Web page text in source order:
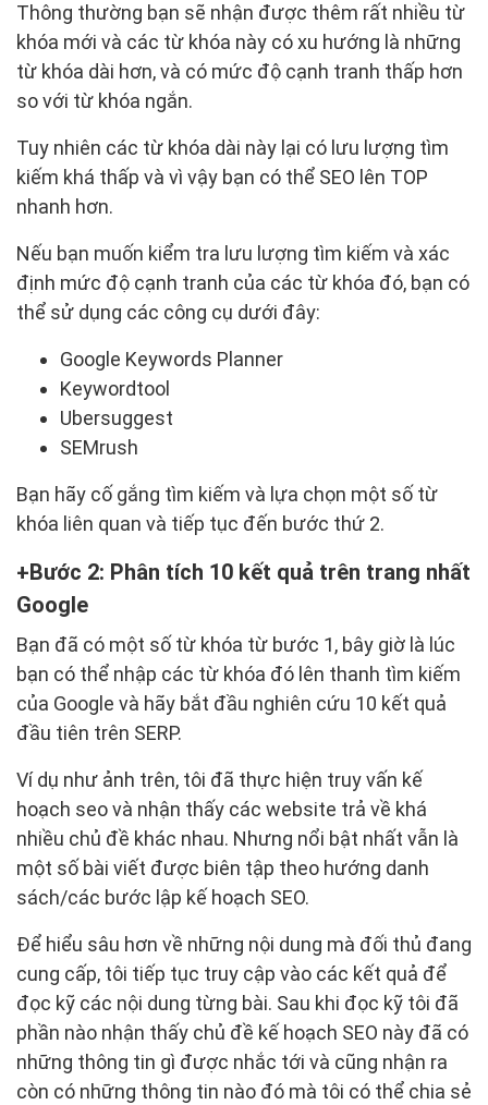
Thông thường bạn sẽ nhận được thêm rất nhiều từ
khóa mới và các từ khóa này có xu hướng là những
từ khóa dài hơn, và có mức độ cạnh tranh thấp hơn
so với từ khóa ngắn.
Tuy nhiên các từ khóa dài này lại có lưu lượng tìm
kiếm khá thấp và vì vậy bạn có thể SEO lên TOP
nhanh hơn.
Nếu bạn muốn kiểm tra lưu lượng tìm kiếm và xác
định mức độ cạnh tranh của các từ khóa đó, bạn có
thể sử dụng các công cụ dưới đây:
Google Keywords Planner
Keywordtool
Ubersuggest
SEMrush
Bạn hãy cố gắng tìm kiếm và lựa chọn một số từ
khóa liên quan và tiếp tục đến bước thứ 2.
Bước 2: Phân tích 10 kết quả trên trang nhất
Google
Bạn đã có một số từ khóa từ bước 1, bây giờ là lúc
bạn có thể nhập các từ khóa đó lên thanh tìm kiếm
của Google và hãy bắt đầu nghiên cứu 10 kết quả
đầu tiên trên SERP.
Ví dụ như ảnh trên, tôi đã thực hiện truy vấn kế
hoạch seo và nhận thấy các website trả về khá
nhiều chủ đề khác nhau. Nhưng nổi bật nhất vẫn là
một số bài viết được biên tập theo hướng danh
sách/các bước lập kế hoạch SEO.
Để hiểu sâu hơn về những nội dung mà đối thủ đang
cung cấp, tôi tiếp tục truy cập vào các kết quả để
đọc kỹ các nội dung từng bài. Sau khi đọc kỹ tôi đã
phần nào nhận thấy chủ đề kế hoạch SEO này đã có
những thông tin gì được nhắc tới và cũng nhận ra
còn có những thông tin nào đó mà tôi có thể chia sẻ